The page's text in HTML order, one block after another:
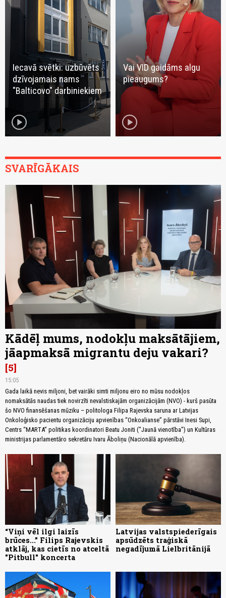
Iecavā svētki: uzbūvēts
dzīvojamais nams
"Balticovo" darbiniekiem
play_circle
Vai VID gaidāms algu
pieaugums?
play_circle
SVARĪGĀKAIS
Kādēļ mums, nodokļu maksātājiem,
jāapmaksā migrantu deju vakari?
5
15:05
Gada laikā nevis miljoni, bet vairāki simti miljonu eiro no mūsu nodokļos
nomaksātās naudas tiek novirzīti nevalstiskajām organizācijām (NVO) - kurš pasūta
šo NVO finansēšanas mūziku – politologa Filipa Rajevska saruna ar Latvijas
Onkoloģisko pacientu organizāciju apvienības “Onkoalianse” pārstāvi Inesi Supi,
Centrs “MARTA” politikas koordinatori Beatu Joniti ("Jaunā vienotība") un Kultūras
ministrijas parlamentāro sekretāru Ivaru Āboliņu (Nacionālā apvienība).
“Viņi vēl ilgi laizīs
brūces...” Filips Rajevskis
atklāj, kas cietīs no atceltā
"Pitbull" koncerta
Latvijas valstspiederīgais
apsūdzēts traģiskā
negadījumā Lielbritānijā